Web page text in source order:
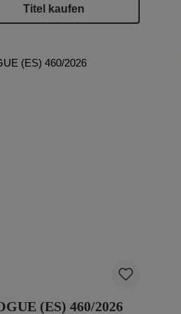
Titel kaufen
(ES) 460/2026